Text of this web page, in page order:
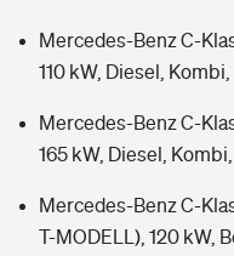
Mercedes-Benz C-
110 kW, Diesel,
Mercedes-Benz C-
165 kW, Diesel,
Mercedes-Benz C-
T-MODELL), 120 kW,